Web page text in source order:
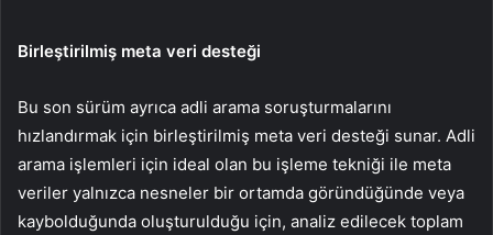
Birleştirilmiş meta veri desteği
Bu son sürüm ayrıca adli arama soruşturmalarını
hızlandırmak için birleştirilmiş meta veri desteği sunar. Adli
arama işlemleri için ideal olan bu işleme tekniği ile meta
veriler yalnızca nesneler bir ortamda göründüğünde veya
kaybolduğunda oluşturulduğu için, analiz edilecek toplam